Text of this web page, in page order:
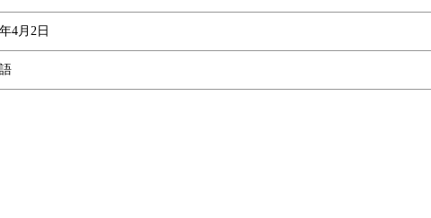
4月2日